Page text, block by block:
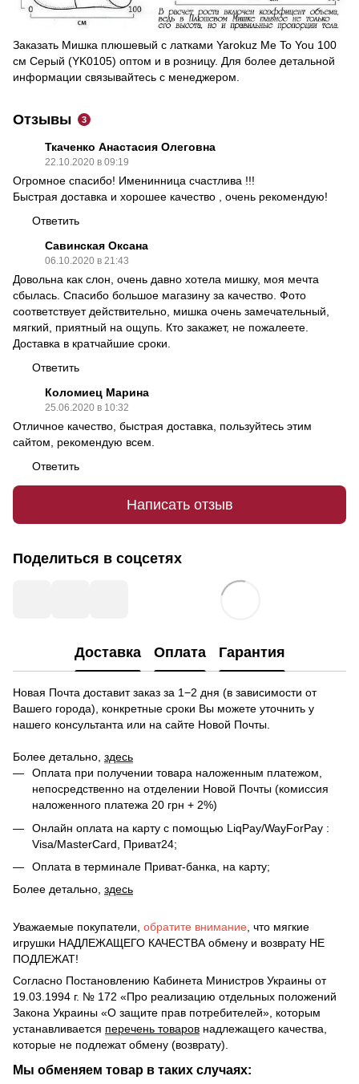
Заказать Мишка плюшевый с латками Yarokuz Me To You 100
см Серый (YK0105) оптом и в розницу. Для более детальной
информации связывайтесь с менеджером.
Отзывы 3
Ткаченко Анастасия Олеговна
22.10.2020 в 09:19
Огромное спасибо! Именинница счастлива !!!
Быстрая доставка и хорошее качество , очень рекомендую!
Ответить
Савинская Оксана
06.10.2020 в 21:43
Довольна как слон, очень давно хотела мишку, моя мечта
сбылась. Спасибо большое магазину за качество. Фото
соответствует действительно, мишка очень замечательный,
мягкий, приятный на ощупь. Кто закажет, не пожалеете.
Доставка в кратчайшие сроки.
Ответить
Коломиец Марина
25.06.2020 в 10:32
Отличное качество, быстрая доставка, пользуйтесь этим
сайтом, рекомендую всем.
Ответить
Написать отзыв
Поделиться в соцсетях
Доставка Оплата Гарантия
Новая Почта доставит заказ за 1−2 дня (в зависимости от
Вашего города), конкретные сроки Вы можете уточнить у
нашего консультанта или на сайте Новой Почты.
Более детально, здесь
Оплата при получении товара наложенным платежом,
непосредственно на отделении Новой Почты (комиссия
наложенного платежа 20 грн + 2%)
Онлайн оплата на карту с помощью LiqPay/WayForPay :
Visa/MasterCard, Приват24;
Оплата в терминале Приват-банка, на карту;
Более детально, здесь
Уважаемые покупатели, обратите внимание, что мягкие
игрушки НАДЛЕЖАЩЕГО КАЧЕСТВА обмену и возврату НЕ
ПОДЛЕЖАТ!
Согласно Постановлению Кабинета Министров Украины от
19.03.1994 г. № 172 «Про реализацию отдельных положений
Закона Украины «О защите прав потребителей», которым
устанавливается перечень товаров надлежащего качества,
которые не подлежат обмену (возврату).
Мы обменяем товар в таких случаях: